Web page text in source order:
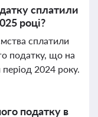
сплатили
році?
сплатили
податку, що на
2024 року.
податку в